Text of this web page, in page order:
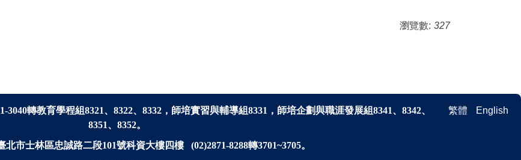
瀏覽數: 327
繁體 English
3040轉教育學程組8321、8322、8332，師培實習與輔導組8331，師培企劃與職涯發展組8341、 8342、
8351、8352。
北市士林區忠誠路二段101號科資大樓四樓 (02)2871-8288轉3701~3705。